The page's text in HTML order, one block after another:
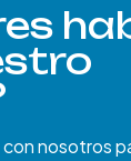
nosotros